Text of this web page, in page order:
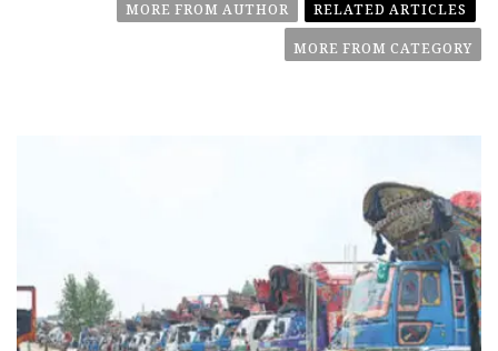
MORE FROM CATEGORY